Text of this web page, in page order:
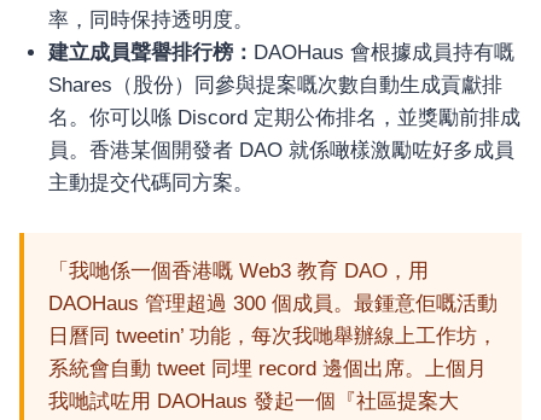
率，同時保持透明度。
建立成員聲譽排行榜： DAOHaus 會根據成員持有嘅
Shares（股份）同參與提案嘅次數自動生成貢獻排
名。你可以喺 Discord 定期公佈排名，並獎勵前排成
員。香港某個開發者 DAO 就係噉樣激勵咗好多成員
主動提交代碼同方案。
「我哋係一個香港嘅 Web3 教育 DAO，用
DAOHaus 管理超過 300 個成員。最鍾意佢嘅活動
日曆同 tweetin’ 功能，每次我哋舉辦線上工作坊，
系統會自動 tweet 同埋 record 邊個出席。上個月
我哋試咗用 DAOHaus 發起一個『社區提案大